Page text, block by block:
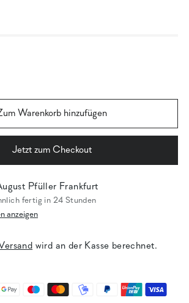
Warenkorb hinzufügen
Jetzt zum Checkout
Pfüller Frankfurt
fertig in 24 Stunden
anzeigen
wird an der Kasse berechnet.